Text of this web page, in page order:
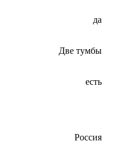
да
Две тумбы
есть
Россия